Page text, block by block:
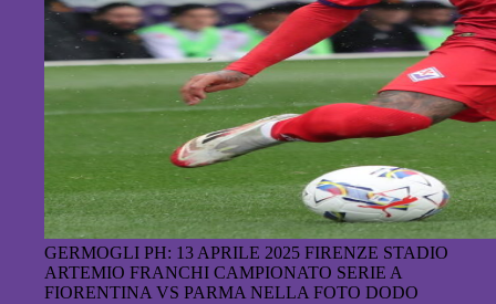
GERMOGLI PH: 13 APRILE 2025 FIRENZE STADIO
ARTEMIO FRANCHI CAMPIONATO SERIE A
FIORENTINA VS PARMA NELLA FOTO DODO